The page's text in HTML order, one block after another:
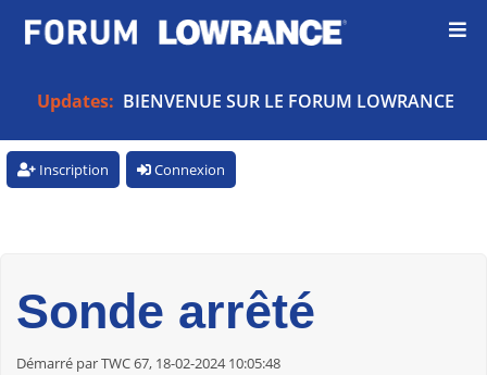
Updates: BIENVENUE SUR LE FORUM LOWRANCE
Inscription Connexion
Sonde arrêté
Démarré par TWC 67, 18-02-2024 10:05:48